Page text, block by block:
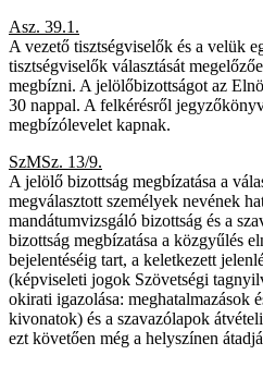
Asz. 39.1.
A vezető tisztségviselők és a velük
tisztségviselők választását
megbízni. A jelölőbizottságot az
30 nappal. A felkérésről
megbízólevelet kapnak.
SzMSz. 13/9.
A jelölő bizottság megbízatása a
megválasztott személyek nevének
mandátumvizsgáló bizottság és a
bizottság megbízatása a közgyűlés
bejelentéséig tart, a keletkezett
(képviseleti jogok Szövetségi
okirati igazolása: meghatalmazások
kivonatok) és a szavazólapok
ezt követően még a helyszínen